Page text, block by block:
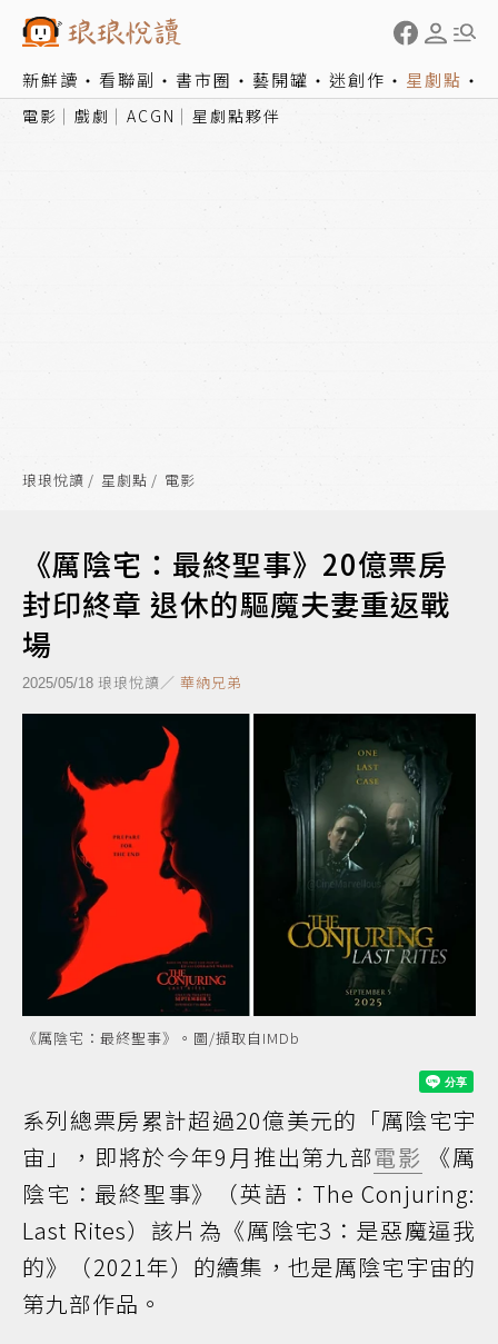
新鮮讀 看聯副 書市圈 藝開罐 迷創作 星劇點
電影 戲劇 ACGN 星劇點夥伴
琅琅悅讀 星劇點 電影
《厲陰宅：最終聖事》20億票房
封印終章 退休的驅魔夫妻重返戰
場
2025/05/18 琅琅悅讀／ 華納兄弟
《厲陰宅：最終聖事》。圖/擷取自IMDb
系列總票房累計超過20億美元的「厲陰宅宇
宙」，即將於今年9月推出第九部電影 《厲
陰宅：最終聖事》（英語：The Conjuring:
Last Rites）該片為《厲陰宅3：是惡魔逼我
的》（2021年）的續集，也是厲陰宅宇宙的
第九部作品。